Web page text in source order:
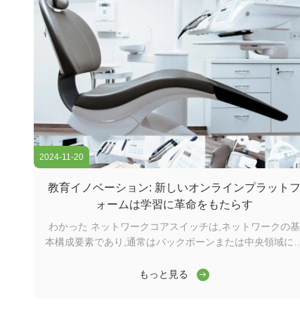
迅速で完全な管理スイッチであることが重要です. ...
2024-11-20
教育イノベーション: 新しいオンラインプラットフ
ォームは学習に革命をもたらす
わかった ネットワークコアスイッチは,ネットワークの基
本構成要素であり,通常はバックボーンまたは中央領域に位
な運用を確保する上で重要な役割を果たしますワイダーコ
もっと見る